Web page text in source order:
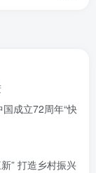
成立72周年“快
” 打造乡村振兴